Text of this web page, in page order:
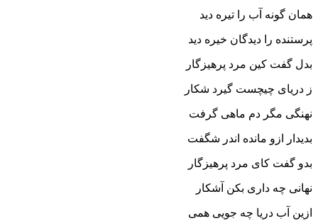
همان گونه آب را تیره دید
پرستنده را دیدگان خیره دید
بدل گفت کین مرد پرهیزگار
ز دریاى چیچست گیرد شکار
نهنگى مگر دم ماهى گرفت
بدیدار ازو مانده اندر شگفت‏
بدو گفت کاى مرد پرهیزگار
نهانى چه دارى بکن آشکار
ازین آب دریا چه جویى همى